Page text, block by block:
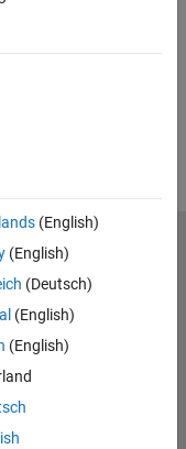
(English)
(English)
(Deutsch)
(English)
(English)
privacy